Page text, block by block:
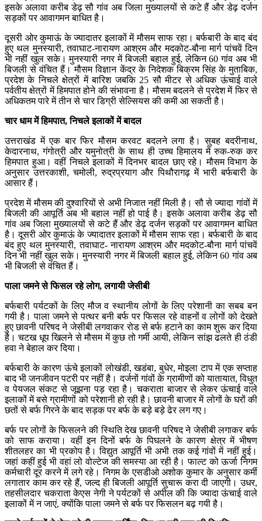
इसके अलावा करीब डेढ़ सौ गांव अब जिला मुख्यालयों से कटे हैं और डेढ़ दर्जन
सड़कों पर आवागमन बाधित है।
दूसरी ओर कुमाऊं के ज्यादातर इलाकों में मौसम साफ रहा। बर्फबारी के बाद बंद
हुए थल मुनस्यारी, तवाघाट-नारायण आश्रम और मदकोट-बौना मार्ग पांचवें दिन
भी नहीं खुल सके। मुनस्यारी नगर में बिजली बहाल हुई, लेकिन 60 गांव अब भी
बिजली से वंचित हैं। मौसम विज्ञान केंद्र के निदेशक बिक्रम सिंह के मुताबिक,
प्रदेश के निचले क्षेत्रों में बारिश जबकि 25 सौ मीटर से अधिक ऊंचाई वाले
पर्वतीय क्षेत्रों में हिमपात होने की संभावना है। मौसम बदलने से प्रदेश में फिर से
अधिकतम पारे में तीन से चार डिग्री सेल्सियस की कमी आ सकती है।
चार धाम में हिमपात, निचले इलाकों में बादल
उत्तराखंड में एक बार फिर मौसम करवट बदलने लगा है। सुबह बदरीनाथ,
केदारनाथ, गंगोत्री और यमुनोत्री के साथ ही उच्च हिमालय में रुक-रुक कर
हिमपात हुआ। वहीं निचले इलाकों में दिनभर बादल छाए रहे। मौसम विभाग के
अनुसार उत्तरकाशी, चमोली, रुद्रप्रयाग और पिथौरागढ़ में भारी बर्फबारी के
आसार हैं।
प्रदेश में मौसम की दुश्वारियों से अभी निजात नहीं मिली है। सौ से ज्यादा गांवों में
बिजली की आपूर्ति अब भी बहाल नहीं हो पाई है। इसके अलावा करीब डेढ़ सौ
गांव अब जिला मुख्यालयों से कटे हैं और डेढ़ दर्जन सड़कों पर आवागमन बाधित
है। दूसरी ओर कुमाऊं के ज्यादातर इलाकों में मौसम साफ रहा। बर्फबारी के बाद
बंद हुए थल मुनस्यारी, तवाघाट- नारायण आश्रम और मदकोट-बौना मार्ग पांचवें
दिन भी नहीं खुल सके। मुनस्यारी नगर में बिजली बहाल हुई, लेकिन 60 गांव अब
भी बिजली से वंचित हैं।
पाला जमने से फिसल रहे लोग, लगायी जेसीबी
बर्फबारी पर्यटकों के लिए मौज व स्थानीय लोगों के लिए परेशानी का सबब बन
गयी है। पाला जमने से पत्थर बनी बर्फ पर फिसल रहे वाहनों व लोगों को देखते
हुए छावनी परिषद ने जेसीबी लगवाकर रोड से बर्फ हटाने का काम शुरू कर दिया
है। चटख धूप खिलने से मौसम में कुछ तो गर्मी आयी, लेकिन सांझ ढलते ही ठंडी
हवा ने बेहाल कर दिया।
बर्फबारी के कारण ऊंचे इलाकों लोखंडी, खडंबा, बुधेर, मोइला टाप में एक सप्ताह
बाद भी जनजीवन पटरी पर नहीं है। दर्जनों गांवों के ग्रामीणों को यातायात, विधुत
व पेयजल संकट से जूझना पड़ रहा है। चकराता बाजार से लेकर ऊंचाई वाले
इलाकों में बसे ग्रामीणों को परेशानी हो रही है। छावनी बाजार में लोगों के घरों की
छतों से बर्फ गिरने के बाद सड़क पर बर्फ के बड़े बड़े ढेर लग गए।
बर्फ पर लोगों के फिसलने की स्थिति देख छावनी परिषद ने जेसीबी लगाकर बर्फ
को साफ कराया। वहीं इन दिनों बर्फ के पिघलने के कारण क्षेत्र में भीषण
शीतलहर का भी प्रकोप है। विद्युत आपूर्ति भी अभी तक कई गांवों में नहीं हुई।
जहां कहीं हुई भी वहां लो वोल्टेज की समस्या आ रही है। फाल्ट को ऊर्जा निगम
कर्मचारी दूर करने में लगे रहे। निगम के एसडीओ अशोक कुमार के अनुसार कर्मी
लगातार काम कर रहे हैं, जल्द ही बिजली आपूर्ति सुचारू करा दी जाएगी। उधर,
तहसीलदार चकराता केएस नेगी ने पर्यटकों से अपील की कि ज्यादा ऊंचाई वाले
इलाकों में न जाएं, क्योंकि पाला जमने से बर्फ पर फिसलन बढ़ गयी है।